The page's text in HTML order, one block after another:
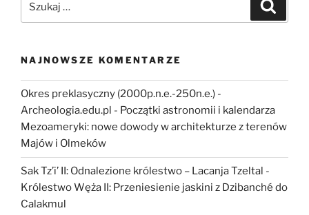
się
poszukiwania
szczęścia”
na
Mazowszu”
NAJNOWSZE KOMENTARZE
Okres preklasyczny (2000p.n.e.-250n.e.) -
Archeologia.edu.pl - Początki astronomii i kalendarza
Mezoameryki: nowe dowody w architekturze z terenów
Majów i Olmeków
Sak Tz’i’ II: Odnalezione królestwo – Lacanja Tzeltal -
Królestwo Węża II: Przeniesienie jaskini z Dzibanché do
Calakmul